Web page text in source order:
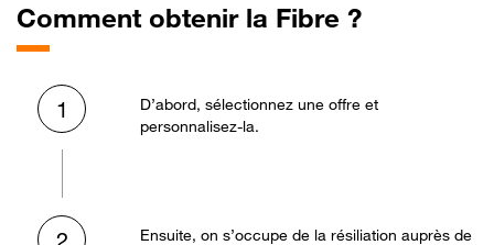
Comment obtenir la Fibre ?
1
D’abord, sélectionnez une offre et
personnalisez-la.
Ensuite, on s’occupe de la résiliation auprès de